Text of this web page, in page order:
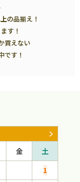
の品揃え！
す！
買えない
です！
金
土
1